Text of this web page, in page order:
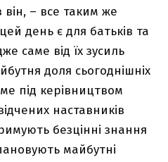
він, – все таким же
день є для батьків та
саме від їх зусиль
доля сьогоднішніх
під керівництвом
наставників
безцінні знання
майбутні